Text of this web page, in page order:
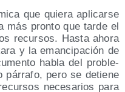
que quie­ra apli­car­se
más pron­to que tar­de el
recur­sos. Has­ta aho­ra
y la eman­ci­pa­ción de
habla del pro­ble­
párra­fo, pero se detie­ne
nece­sa­rios para